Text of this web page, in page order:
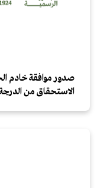
صدور موافقة خادم
الاستحقاق من الدرجة الثانية لـ25 مواطنًا